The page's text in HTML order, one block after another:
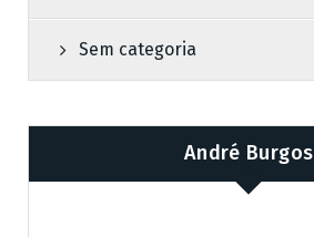
Sem categoria
André Burgos